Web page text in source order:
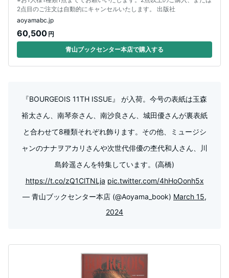
2点目のご注文は自動的にキャンセルいたします。 出版社
aoyamabc.jp
60,500 円
青山ブックセンター本店で購入する
『BOURGEOIS 11TH ISSUE』 が入荷。今号の表紙は玉森
裕太さん、南琴奈さん、南沙良さん、城田優さんが裏表紙
と合わせて8種類それぞれ飾ります。その他、ミュージシ
ャンのナナヲアカリさんや次世代俳優の杢代和人さん、川
島鈴遥さんを特集しています。(高橋)
https://t.co/zQ1ClTNLja pic.twitter.com/4hHoOonh5x
— 青山ブックセンター本店 (@Aoyama_book) March 15,
2024